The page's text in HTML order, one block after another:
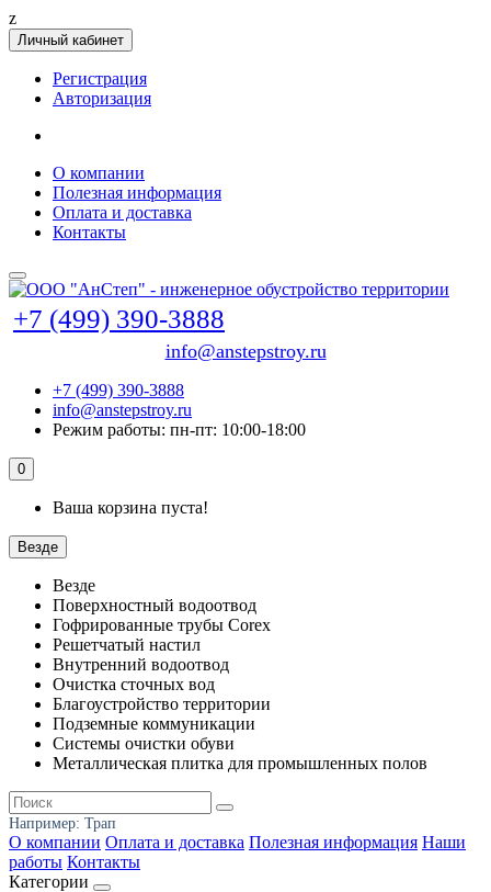
z
Личный кабинет
Регистрация
Авторизация
О компании
Полезная информация
Оплата и доставка
Контакты
+7 (499) 390-3888
info@anstepstroy.ru
+7 (499) 390-3888
info@anstepstroy.ru
Режим работы: пн-пт: 10:00-18:00
0
Ваша корзина пуста!
Везде
Везде
Поверхностный водоотвод
Гофрированные трубы Corex
Решетчатый настил
Внутренний водоотвод
Очистка сточных вод
Благоустройство территории
Подземные коммуникации
Системы очистки обуви
Металлическая плитка для промышленных полов
Например: Трап
О компании Оплата и доставка Полезная информация Наши
работы Контакты
Категории